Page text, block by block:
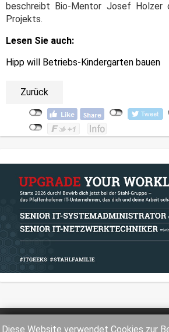
Diese Website verwendet Cookies zur
beschreibt Bio-Mentor Josef Holzer
Projekts.
Lesen Sie auch:
Hipp will Betriebs-Kindergarten bauen
Zurück